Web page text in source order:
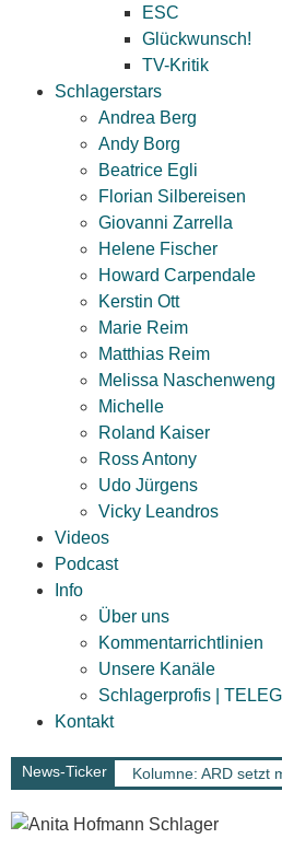
ESC
Glückwunsch!
TV-Kritik
Schlagerstars
Andrea Berg
Andy Borg
Beatrice Egli
Florian Silbereisen
Giovanni Zarrella
Helene Fischer
Howard Carpendale
Kerstin Ott
Marie Reim
Matthias Reim
Melissa Naschenweng
Michelle
Roland Kaiser
Ross Antony
Udo Jürgens
Vicky Leandros
Videos
Podcast
Info
Über uns
Kommentarrichtlinien
Unsere Kanäle
Schlagerprofis |
Kontakt
News-Ticker Kolumne: ARD setzt